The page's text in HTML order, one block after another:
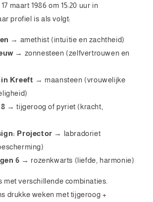
maart 1986 om 15:20 uur in
profiel is als volgt:
→ amethist (intuïtie en zachtheid)
→ zonnesteen (zelfvertrouwen en
Kreeft → maansteen (vrouwelijke
→ tijgeroog of pyriet (kracht,
Projector → labradoriet
6 → rozenkwarts (liefde, harmonie)
met verschillende combinaties.
drukke weken met tijgeroog +